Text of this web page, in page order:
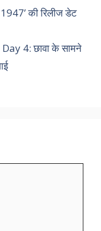
की रिलीज डेट
4: छावा के सामने